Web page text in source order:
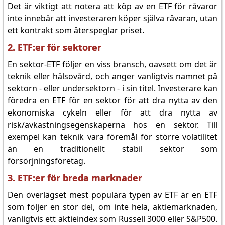
Det är viktigt att notera att köp av en ETF för råvaror
inte innebär att investeraren köper själva råvaran, utan
ett kontrakt som återspeglar priset.
2. ETF:er för sektorer
En sektor-ETF följer en viss bransch, oavsett om det är
teknik eller hälsovård, och anger vanligtvis namnet på
sektorn - eller undersektorn - i sin titel. Investerare kan
föredra en ETF för en sektor för att dra nytta av den
ekonomiska cykeln eller för att dra nytta av
risk/avkastningsegenskaperna hos en sektor. Till
exempel kan teknik vara föremål för större volatilitet
än en traditionellt stabil sektor som
försörjningsföretag.
3. ETF:er för breda marknader
Den överlägset mest populära typen av ETF är en ETF
som följer en stor del, om inte hela, aktiemarknaden,
vanligtvis ett aktieindex som Russell 3000 eller S&P500.